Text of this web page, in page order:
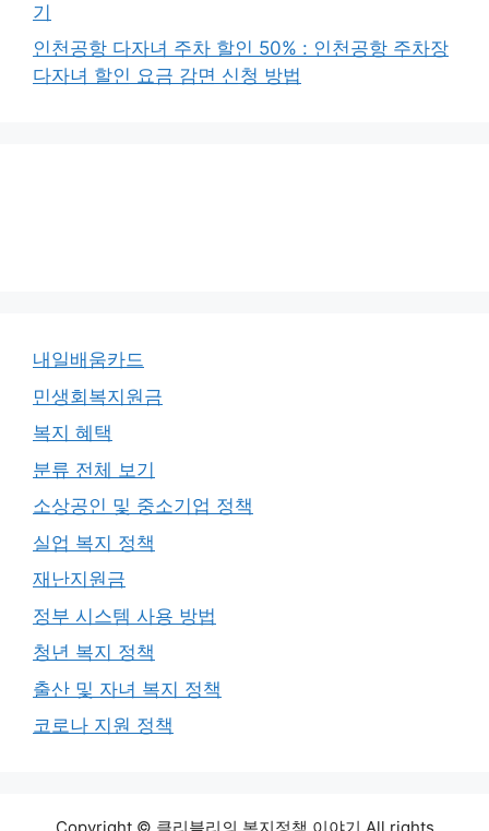
기
인천공항 다자녀 주차 할인 50% : 인천공항 주차장
다자녀 할인 요금 감면 신청 방법
내일배움카드
민생회복지원금
복지 혜택
분류 전체 보기
소상공인 및 중소기업 정책
실업 복지 정책
재난지원금
정부 시스템 사용 방법
청년 복지 정책
출산 및 자녀 복지 정책
코로나 지원 정책